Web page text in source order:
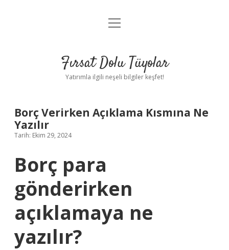
Gizlilik Politikası
Yasal Uyarı
menüyü
Fırsat Dolu Tüyolar
Yatırımla ilgili neşeli bilgiler keşfet!
Borç Verirken Açıklama Kısmına Ne
Yazılır
Tarih: Ekim 29, 2024
Borç para
gönderirken
açıklamaya ne
yazılır?